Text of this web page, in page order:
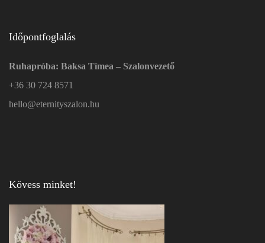
Időpontfoglalás
Ruhapróba: Baksa Tímea – Szalonvezető
+36 30 724 8571
hello@eternityszalon.hu
Kövess minket!